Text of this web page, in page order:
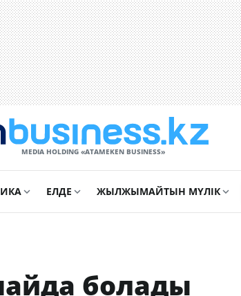
MEDIA HOLDING «ATAMEKЕN BUSINESS»
ЕЛДЕ ЖЫЛЖЫМАЙТЫН МҮЛІК
болады